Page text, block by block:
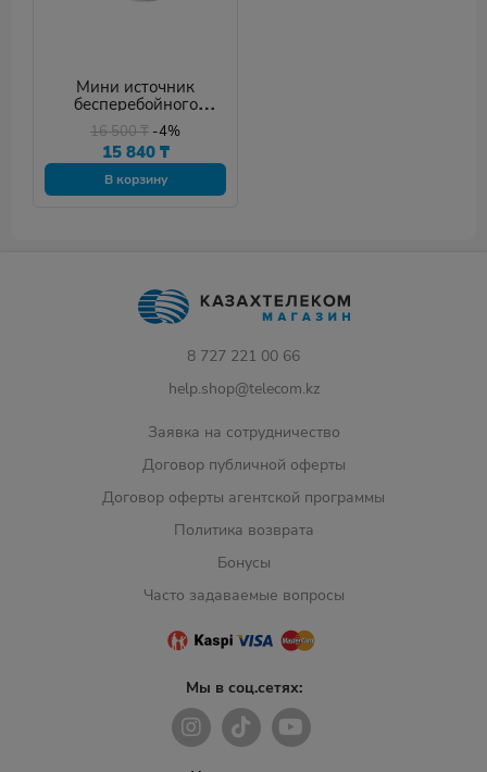
Мини источник
бесперебойного
питания Marsriva KP4
16 500₸ -4%
15 840 ₸
В корзину
8 727 221 00 66
help.shop@telecom.kz
Заявка на сотрудничество
Договор публичной оферты
Договор оферты агентской программы
Политика возврата
Бонусы
Часто задаваемые вопросы
Мы в соц.сетях: